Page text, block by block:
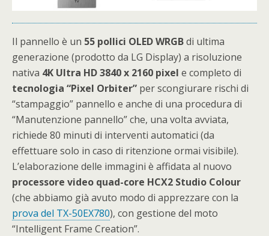
Il pannello è un 55 pollici OLED WRGBdi ultima
generazione (prodotto da LG Display) a risoluzione
nativa 4K Ultra HD 3840 x 2160 pixel e completo di
tecnologia “Pixel Orbiter” per scongiurare rischi di
“stampaggio” pannello e anche di una procedura di
“Manutenzione pannello” che, una volta avviata,
richiede 80 minuti di interventi automatici (da
effettuare solo in caso di ritenzione ormai visibile).
L’elaborazione delle immagini è affidata al nuovo
processore video quad-core HCX2 Studio Colour
(che abbiamo già avuto modo di apprezzare con la
prova del TX-50EX780), con gestione del moto
“Intelligent Frame Creation”.